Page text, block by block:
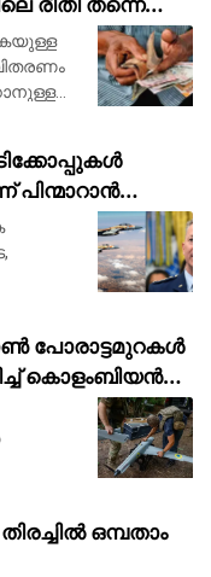
നേതൃത്വം
പോരാട്ടമുറകൾ
കൊളംബിയൻ
ഒമ്പതാം